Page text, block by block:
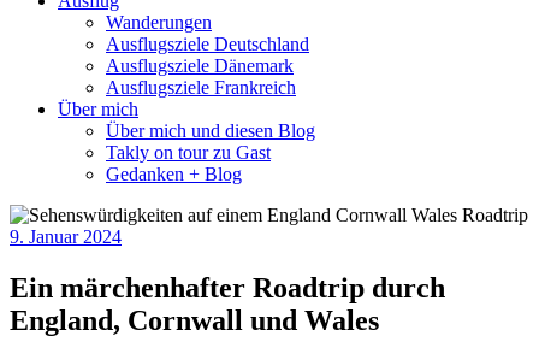
Wanderungen
Ausflugsziele Deutschland
Ausflugsziele Dänemark
Ausflugsziele Frankreich
Über mich
Über mich und diesen Blog
Takly on tour zu Gast
Gedanken + Blog
9. Januar 2024
Ein märchenhafter Roadtrip durch
England, Cornwall und Wales